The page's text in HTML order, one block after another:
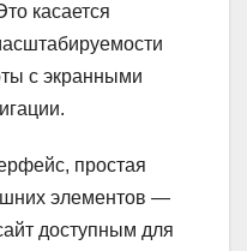
касается
с экранными
простая
элементов —
доступным для